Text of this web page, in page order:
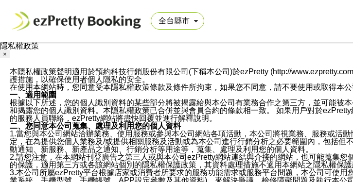
隱私權政策
×
本隱私權政策聲明適用於預約科技行銷股份有限公司(下稱本公司)於ezPretty (http://
護措施，以確保使用者個人隱私的安全。
在使用本網站時，您同意受本隱私權政策條款及條件所拘束，如果您不同意，請不要使用或取得本公
一、適用範圍
根據以下所述，您的個人識別資料的某些部分將被揭露給與本公司有業務合作之第三方，並可能被
和揭露您的個人識別資料。本隱私權政策已合併並與會員合約的條款相一致。 如果用戶對於
的服務人員聯絡，ezPretty網站將盡快回覆並進行解釋說明。
二、您同意本公司蒐集、處理及利用您的個人資料
1.當您與本公司網站洽辦業務、使用服務或參與本公司網站各項活動，本公司將視業務、服務或活
定，在為提供您個人業務及/或提供相關服務及活動或為本公司進行行銷分析之必要範圍內，包括
動通知、新服務、新產品之通知、行銷分析等用途等，蒐集、處理及利用您的個人資料。
2.請您注意，在本網站刊登廣告之第三人或與本公司ezPretty網站連結與介接的網站，也可能蒐集
的保護，適用第三方或各該網站個別的隱私權保護政策，其資料處理措施不適用本網站之隱私權保
3.本公司所屬ezPretty平台根據店家或消費者所要求的服務功能需求或服務平台問題，本公司可使
業系統、手機型號、手機帳號、APP設定參數及其他資料)，來解決爭議、檢修障礙問題及執行本公